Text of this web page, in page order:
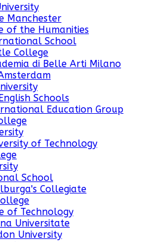
Manchester
of the Humanities
School
College
di Belle Arti Milano
Schools
Education Group
of Technology
School
Collegiate
of Technology
Universitate
University